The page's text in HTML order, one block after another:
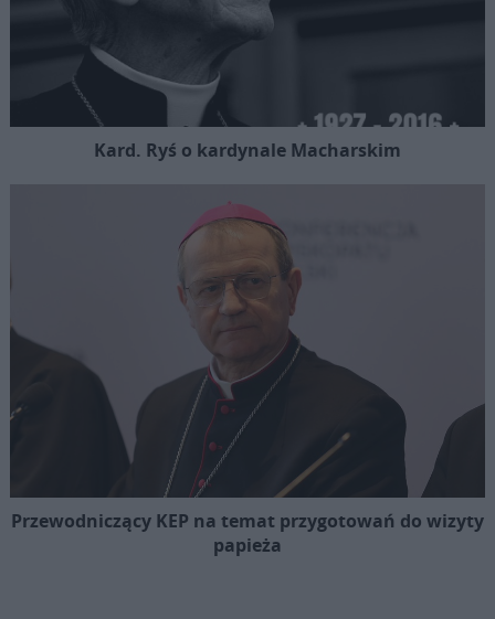
Kard. Ryś o kardynale Macharskim
Przewodniczący KEP na temat przygotowań do wizyty
papieża